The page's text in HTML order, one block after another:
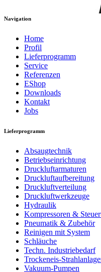
Navigation
Home
Profil
Lieferprogramm
Service
Referenzen
EShop
Downloads
Kontakt
Jobs
Lieferprogramm
Absaugtechnik
Betriebseinrichtung
Druckluftarmaturen
Druckluftaufbereitung
Druckluftverteilung
Druckluftwerkzeuge
Hydraulik
Kompressoren &
Pneumatik & Zubehör
Reinigen mit System
Schläuche
Techn. Industriebedarf
Trockeneis-
Vakuum-Pumpen